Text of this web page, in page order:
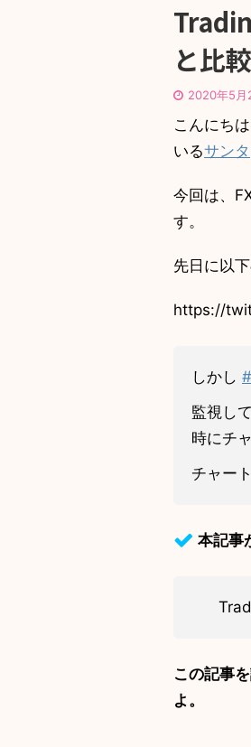
と比
2020年5月
こんにち
いるサンタ
今回は、
す。
先日に以
https://
しかし #
監視し
時にチ
チャー
本記事
この記事
よ。